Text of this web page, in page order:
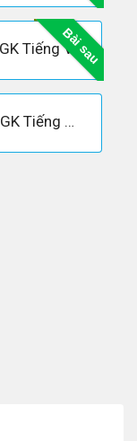
Bài sau
Soạn bài Chiếc áo len trang 20 SGK Tiếng Việt 3 tập 1
Tập đọc: Chiếc áo len trang 20 SGK Tiếng Việt 3 tập 1